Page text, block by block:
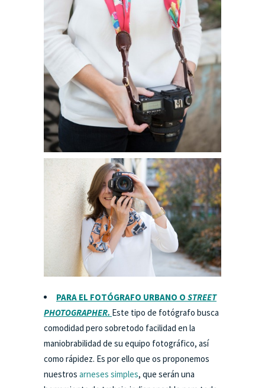
PARA EL FOTÓGRAFO URBANO O STREET
PHOTOGRAPHER. Este tipo de fotógrafo busca
comodidad pero sobretodo facilidad en la
maniobrabilidad de su equipo fotográfico, así
como rápidez. Es por ello que os proponemos
nuestros arneses simples, que serán una